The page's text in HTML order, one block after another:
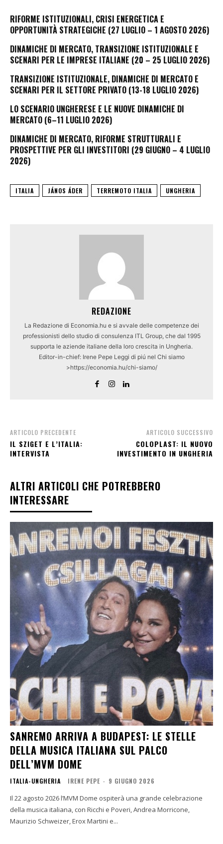
RIFORME ISTITUZIONALI, CRISI ENERGETICA E
OPPORTUNITÀ STRATEGICHE (27 LUGLIO – 1 AGOSTO 2026)
DINAMICHE DI MERCATO, TRANSIZIONE ISTITUZIONALE E
SCENARI PER LE IMPRESE ITALIANE (20 – 25 LUGLIO 2026)
TRANSIZIONE ISTITUZIONALE, DINAMICHE DI MERCATO E
SCENARI PER IL SETTORE PRIVATO (13-18 LUGLIO 2026)
LO SCENARIO UNGHERESE E LE NUOVE DINAMICHE DI
MERCATO (6–11 LUGLIO 2026)
DINAMICHE DI MERCATO, RIFORME STRUTTURALI E
PROSPETTIVE PER GLI INVESTITORI (29 GIUGNO – 4 LUGLIO
2026)
ITALIA JÁNOS ÁDER TERREMOTO ITALIA UNGHERIA
REDAZIONE
La Redazione di Economia.hu e si avvale delle competenze dei
professionisti dello studio di consulenza ITL Group, che dal 1995
supporta le aziende italiane della loro crescita in Ungheria.
Editor-in-chief: Irene Pepe Leggi di piú nel Chi siamo
>https://economia.hu/chi-siamo/
ARTICOLO PRECEDENTE
IL SZIGET E L’ITALIA:
INTERVISTA
ARTICOLO SUCCESSIVO
COLOPLAST: IL NUOVO
INVESTIMENTO IN UNGHERIA
ALTRI ARTICOLI CHE POTREBBERO
INTERESSARE
SANREMO ARRIVA A BUDAPEST: LE STELLE
DELLA MUSICA ITALIANA SUL PALCO
DELL’MVM DOME
ITALIA-UNGHERIA IRENE PEPE - 9 GIUGNO 2026
Il 22 agosto 2026 l’MVM Dome ospiterà una grande celebrazione
della musica italiana, con Ricchi e Poveri, Andrea Morricone,
Maurizio Schweizer, Erox Martini e...